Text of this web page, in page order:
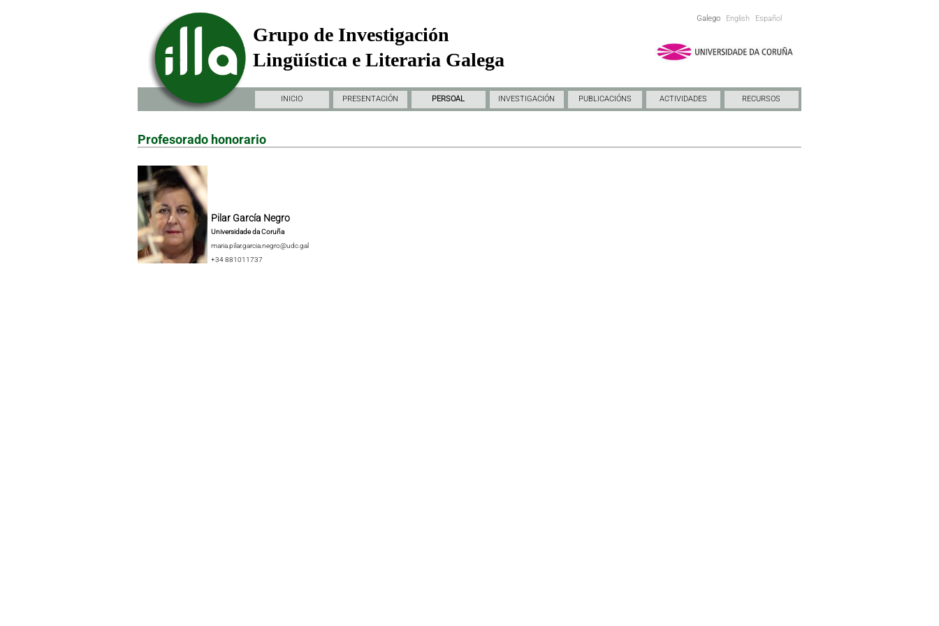
Galego English Español
Grupo de Investigación
Lingüística e Literaria Galega
INICIO PRESENTACIÓN PERSOAL INVESTIGACIÓN PUBLICACIÓNS ACTIVIDADES RECURSOS
Profesorado honorario
Pilar García Negro
Universidade da Coruña
maria.pilar.garcia.negro@udc.gal
+34 881011737